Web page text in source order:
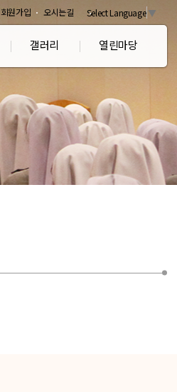
회원가입 오시는길 Select Language ▼
갤러리 열린마당